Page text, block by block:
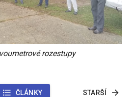
rozestupy
ČLÁNKY STARŠÍ